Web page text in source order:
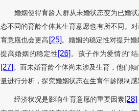
婚姻使得育龄人群从未婚状态变为已婚
态不同的育龄个体其生育意愿也有所不同。
育意愿也会更高 [25]。婚姻的稳定性对提升
提高婚姻的稳定性[26] 。孩子作为爱情的“
[27]。而未婚育龄个体尚未涉及生育，他们
量进行分析，探究婚姻状态在生育年龄限制感
经济状况是影响生育意愿的重要因素[28]